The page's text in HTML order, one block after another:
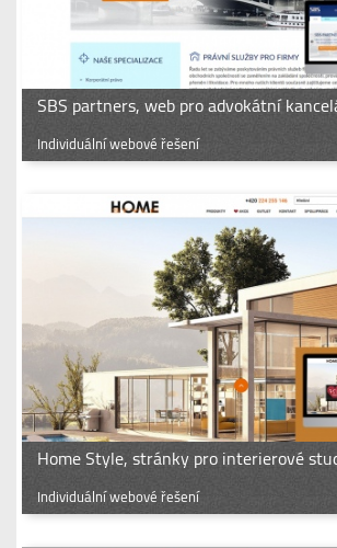
SBS partners, web pro advokátní
Individuální webové řešení
Home Style, stránky pro interierové
Individuální webové řešení